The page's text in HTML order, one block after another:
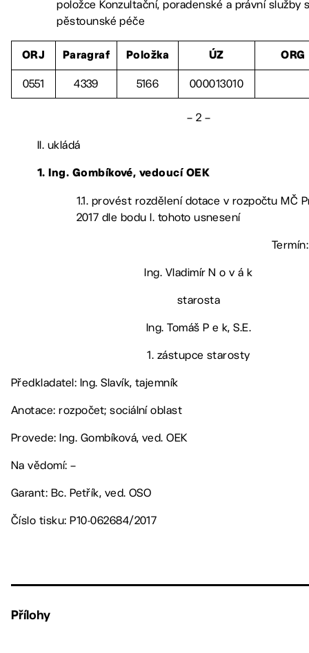
položce Konzultační, poradenské a právní služby
pěstounské péče
ORJ Paragraf Položka ÚZ ORG
0551 4339 5166 000013010
– 2 –
II. ukládá
1. Ing. Gombíkové, vedoucí OEK
1.1. provést rozdělení dotace v rozpočtu MČ
2017 dle bodu I. tohoto usnesení
Ing. Vladimír N o v á k
starosta
Ing. Tomáš P e k, S.E.
1. zástupce starosty
Předkladatel: Ing. Slavík, tajemník
Anotace: rozpočet; sociální oblast
Provede: Ing. Gombíková, ved. OEK
Na vědomí: –
Garant: Bc. Petřík, ved. OSO
Číslo tisku: P10-062684/2017
Přílohy